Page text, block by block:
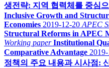
생전략: 지역 협력체를 중심
Inclusive Growth and
Economies 2019-12-20 APEC
Structural Reforms in APEC
Working paper Institutional
Comparative Advantage
정책의 주요 내용과 시사점: